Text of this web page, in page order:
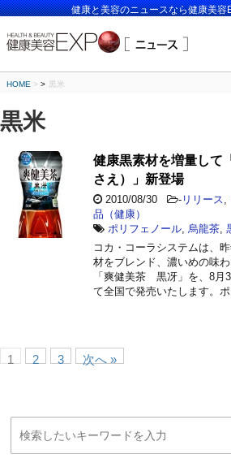
健康と美容のニュースなら健康美容
HOME > 黒米
黒米
健康黒素材を増量して
さえ）」新登場
2010/08/30 - リリース
品（健康）
ポリフェノール 烏龍茶
コカ・コーラシステムは、
材をブレンド、濃いめの味
「爽健美茶 黒冴」を、8月
て全国で発売いたします。
1 2 3 次へ »